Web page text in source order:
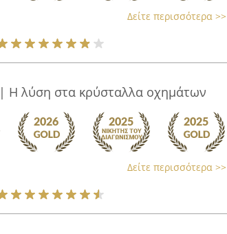
Δείτε περισσότερα >>
Η λύση στα κρύσταλλα οχημάτων
Δείτε περισσότερα >>